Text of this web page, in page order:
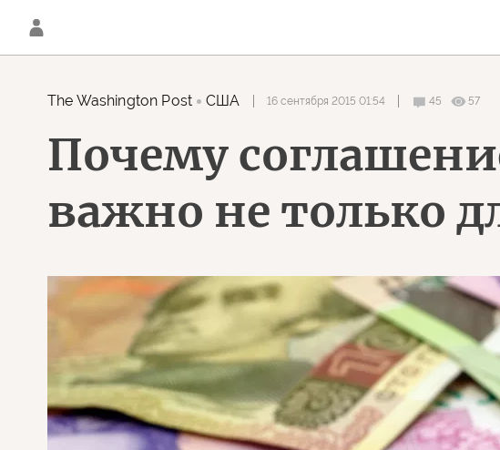
The Washington Post США 16 сентября 2015 01:54 45 57
Почему
важно не только